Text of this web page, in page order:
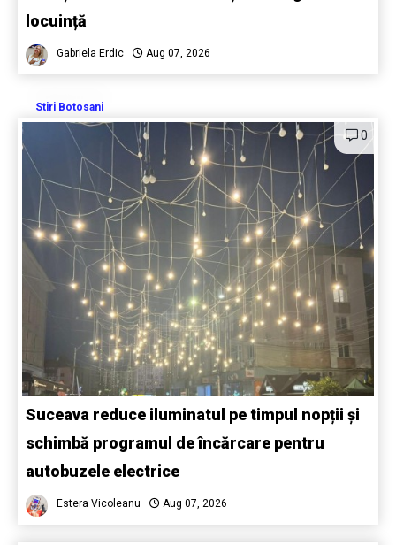
locuință
Gabriela Erdic Aug 07, 2026
Stiri Botosani
0
Suceava reduce iluminatul pe timpul nopții și
schimbă programul de încărcare pentru
autobuzele electrice
Estera Vicoleanu Aug 07, 2026